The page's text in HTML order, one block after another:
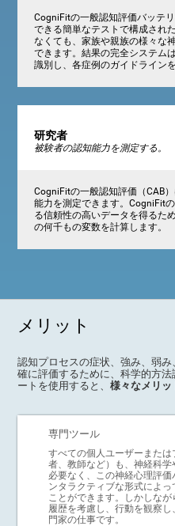
CogniFitの一般認知評価バッテ
できる簡単なテストで構成され
なくても、家族や親族の様々な
できます。結果の完全システム
識別し、各症例のガイドラインを
研究者
被験者の認知能力を測定する。
CogniFitの一般認知評価（CAB
能力を測定できます。CogniFit
る信頼性の高いデータを得るた
の何千もの変数を計算します。
メリット
認知プロセスの症状、強み、弱
確に評価するために、科学的方
ートを使用すると、様々なメリッ
専門ツール
すべての個人ユーザーまた
者、教師など）も、神経科
必要なく、この神経心理評
ンタラクティブな形式によ
ことができます。しかしな
履歴を考慮し、行動を観察し、
門家の仕事です。